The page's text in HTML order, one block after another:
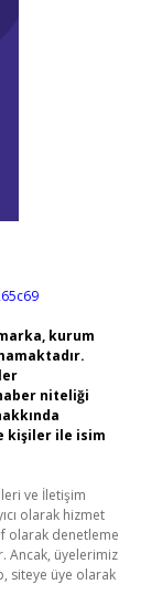
kurum
niteliği
kişiler ile isim
ve İletişim
olarak hizmet
olarak denetleme
Ancak, üyelerimiz
siteye üye olarak